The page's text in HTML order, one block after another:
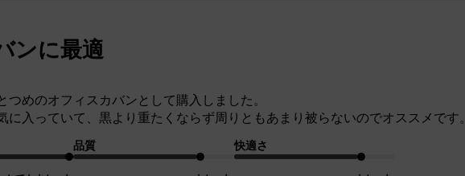
ンに最適
つめのオフィスカバンとして購入しました。
に入っていて、黒より重たくならず周りともあまり被らないのでオススメです。
品質 快適さ